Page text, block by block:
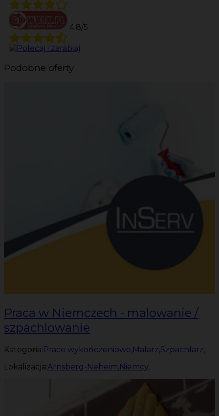
4.8/5
Podobne oferty
Praca w Niemczech - malowanie /
szpachlowanie
Kategoria: Prace wykończeniowe,Malarz,Szpachlarz,
Lokalizacja:Arnsberg-Neheim,Niemcy,